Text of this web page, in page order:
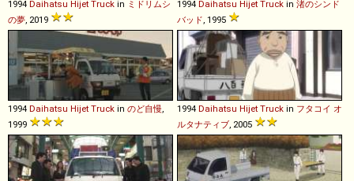
1994 Daihatsu Hijet Truck in ミドリムシ
の夢, 2019
1994 Daihatsu Hijet Truck in 渚のシンド
バッド, 1995
1994 Daihatsu Hijet Truck in のど自慢,
1999
1994 Daihatsu Hijet Truck in フタコイ オ
ルタナティブ, 2005